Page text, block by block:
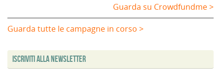
Guarda su Crowdfundme >
Guarda tutte le campagne in corso >
Iscriviti alla Newsletter